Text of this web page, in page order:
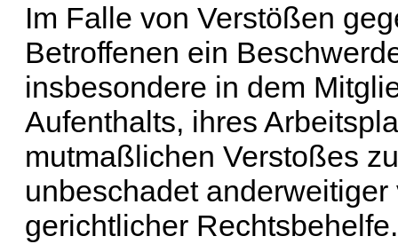
Im Falle von Verstößen
Betroffenen ein
insbesondere in dem
Aufenthalts, ihres
mutmaßlichen Verstoßes
unbeschadet
gerichtlicher Rechtsbehelfe.